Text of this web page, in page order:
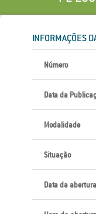
INFORMAÇÕES
Número
Data da
Modalidade
Situação
Data da abertura